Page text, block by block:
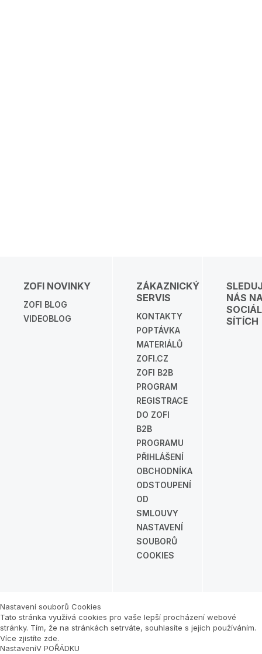
ZOFI NOVINKY
ZOFI BLOG
VIDEOBLOG
ZÁKAZNICKÝ
SERVIS
KONTAKTY
POPTÁVKA
MATERIÁLŮ
ZOFI.CZ
ZOFI B2B
PROGRAM
REGISTRACE
DO ZOFI
B2B
PROGRAMU
PŘIHLÁŠENÍ
OBCHODNÍKA
ODSTOUPENÍ
OD
SMLOUVY
NASTAVENÍ
SOUBORŮ
COOKIES
NÁS
SÍTÍCH
Nastavení souborů Cookies
Tato stránka využívá cookies pro vaše lepší procházení webové
stránky. Tím, že na stránkách setrváte, souhlasíte s jejich používáním.
Více zjistíte zde.
NastaveníV POŘÁDKU